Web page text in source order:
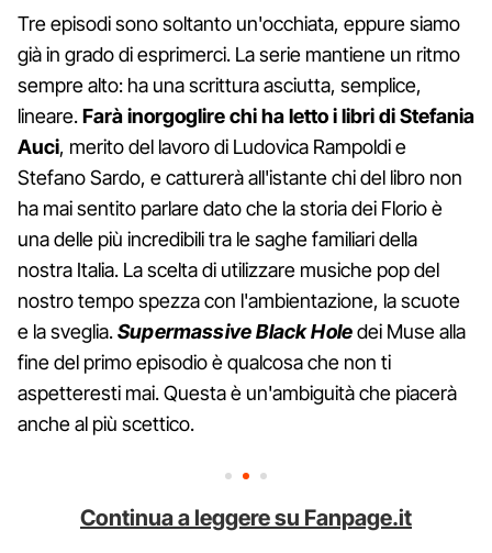
Tre episodi sono soltanto un'occhiata, eppure siamo
già in grado di esprimerci. La serie mantiene un ritmo
sempre alto: ha una scrittura asciutta, semplice,
lineare.Farà inorgoglire chi ha letto i libri di Stefania
Auci, merito del lavoro di Ludovica Rampoldi e
Stefano Sardo, e catturerà all'istante chi del libro non
ha mai sentito parlare dato che la storia dei Florio è
una delle più incredibili tra le saghe familiari della
nostra Italia. La scelta di utilizzare musiche pop del
nostro tempo spezza con l'ambientazione, la scuote
e la sveglia.Supermassive Black Hole dei Muse alla
fine del primo episodio è qualcosa che non ti
aspetteresti mai. Questa è un'ambiguità che piacerà
anche al più scettico.
Continua a leggere su Fanpage.it